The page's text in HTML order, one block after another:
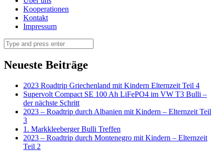
VERREISEN
BULLI
VERREISEN
Kooperationen
Kontakt
Impressum
Search
Neueste Beiträge
2023 Roadtrip Griechenland mit Kindern Elternzeit Teil 4
Supervolt Compact SE 100 Ah LiFePO4 im VW T3 Bulli –
der nächste Schritt
2023 – Roadtrip durch Albanien mit Kindern – Elternzeit Teil
3
1. Markkleeberger Bulli Treffen
2023 – Roadtrip durch Montenegro mit Kindern – Elternzeit
Teil 2